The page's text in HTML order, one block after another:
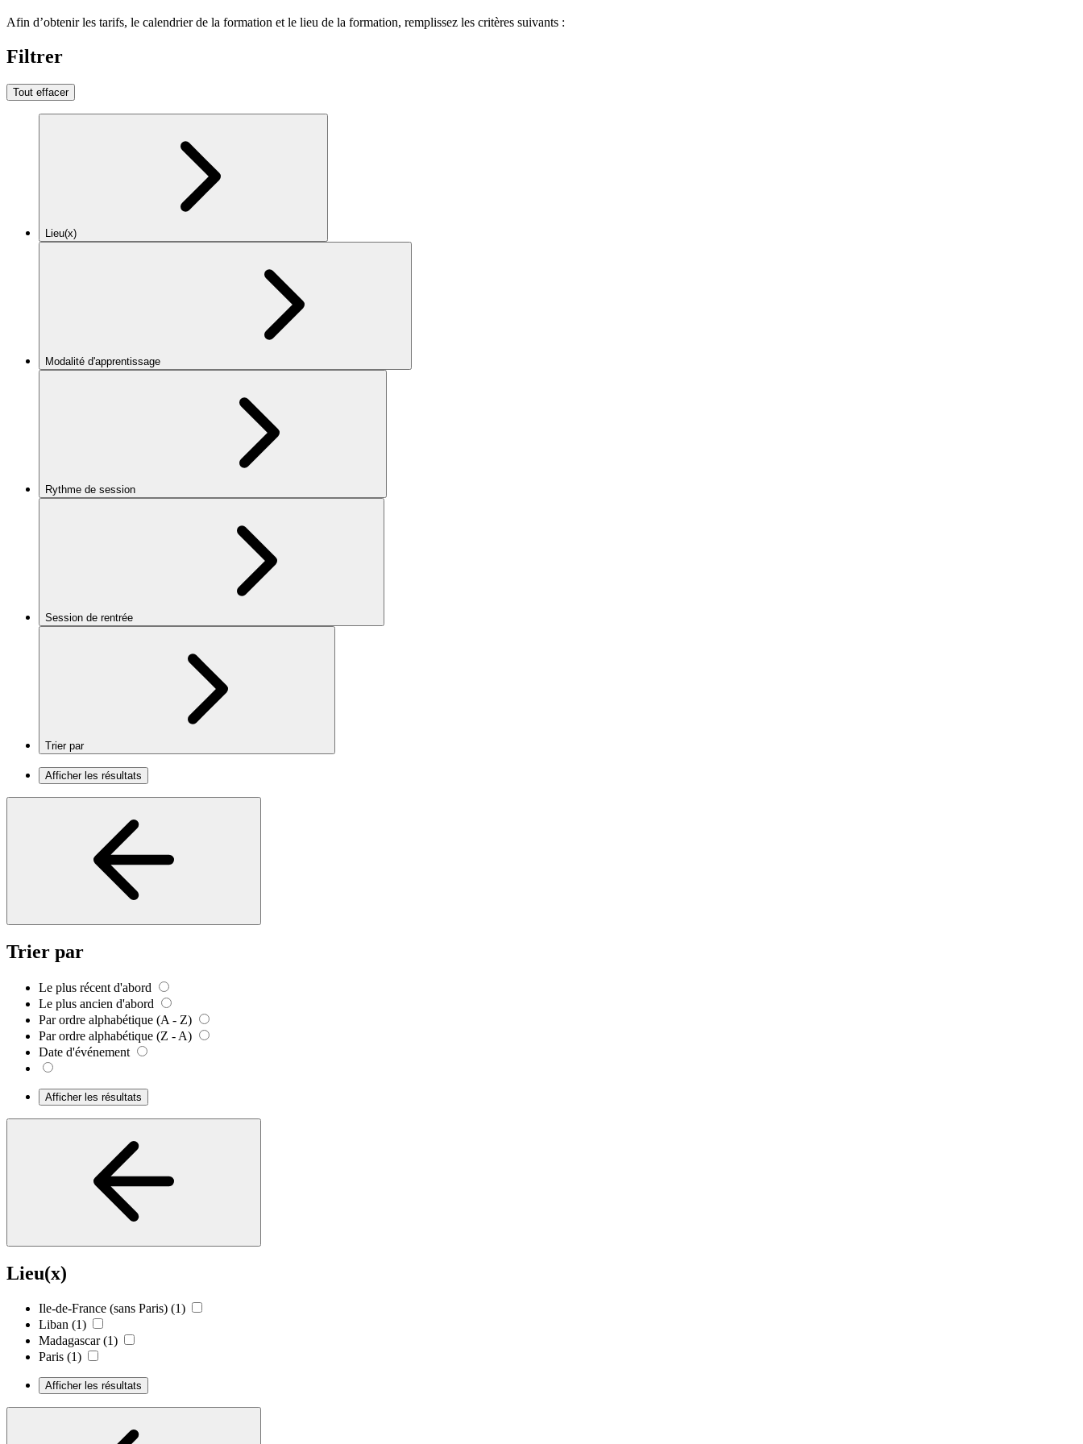
Afin d’obtenir les tarifs, le calendrier de la formation et le lieu de la formation, remplissez les critères suivants :
Filtrer
Tout effacer
Lieu(x)
Modalité d'apprentissage
Rythme de session
Session de rentrée
Trier par
Afficher les résultats
Trier par
Le plus récent d'abord
Le plus ancien d'abord
Par ordre alphabétique (A - Z)
Par ordre alphabétique (Z - A)
Date d'événement
Afficher les résultats
Lieu(x)
Ile-de-France (sans Paris) (1)
Liban (1)
Madagascar (1)
Paris (1)
Afficher les résultats